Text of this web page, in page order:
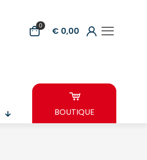
0 € 0,00
BOUTIQUE